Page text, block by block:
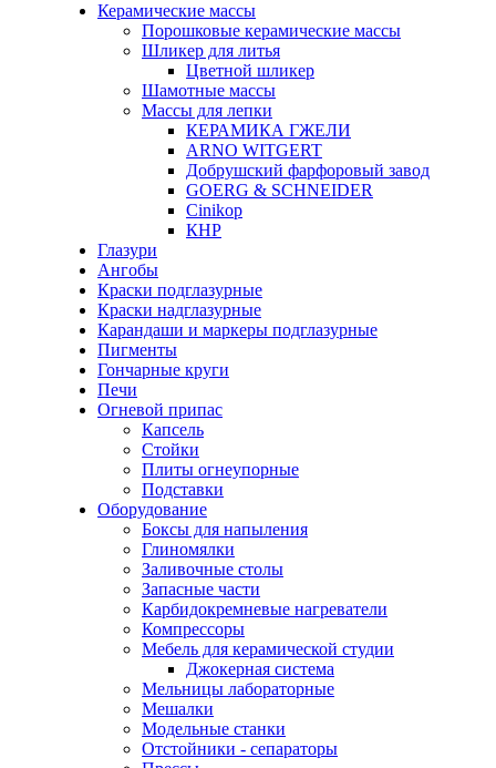
Керамические массы
Порошковые керамические массы
Шликер для литья
Цветной шликер
Шамотные массы
Массы для лепки
КЕРАМИКА ГЖЕЛИ
ARNO WITGERT
Добрушский фарфоровый завод
GOERG & SCHNEIDER
Cinikop
КНР
Глазури
Ангобы
Краски подглазурные
Краски надглазурные
Карандаши и маркеры подглазурные
Пигменты
Гончарные круги
Печи
Огневой припас
Капсель
Стойки
Плиты огнеупорные
Подставки
Оборудование
Боксы для напыления
Глиномялки
Заливочные столы
Запасные части
Карбидокремневые нагреватели
Компрессоры
Мебель для керамической студии
Джокерная система
Мельницы лабораторные
Мешалки
Модельные станки
Отстойники - сепараторы